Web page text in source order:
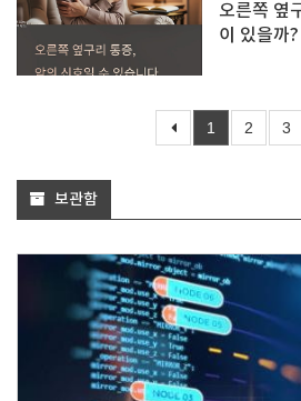
오른쪽 옆
이 있을까?
1 2 3
보관함